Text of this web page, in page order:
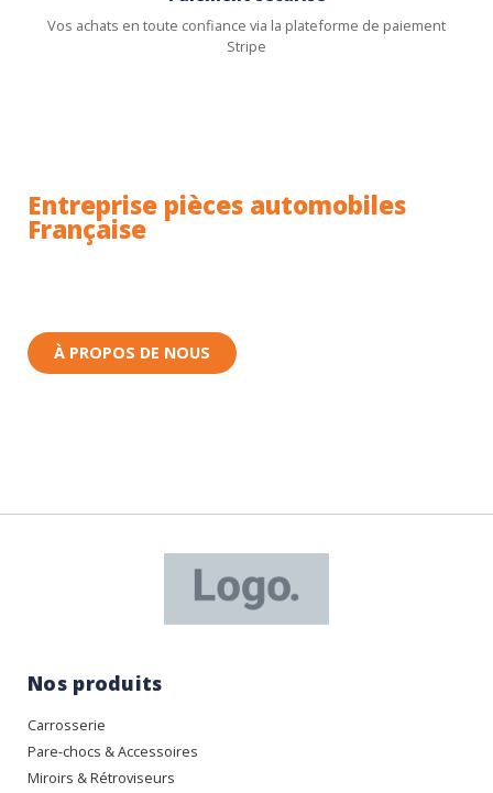
Vos achats en toute confiance via la plateforme de paiement
Stripe
Entreprise pièces automobiles
Française
À PROPOS DE NOUS
Nos produits
Carrosserie
Pare-chocs & Accessoires
Miroirs & Rétroviseurs